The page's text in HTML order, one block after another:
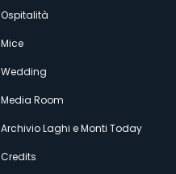
Ospitalità
Mice
Wedding
Media Room
Archivio Laghi e Monti Today
Credits